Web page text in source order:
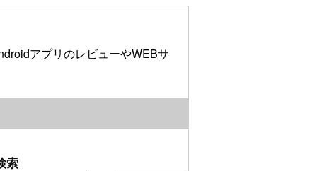
アプリのレビューやWEBサ
索